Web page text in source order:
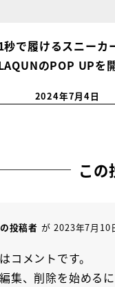
秒で履けるスニーカ
のPOP UPを
2024年7月4日
この
投稿者 が 2023年7月10
コメントです。
集、削除を始める